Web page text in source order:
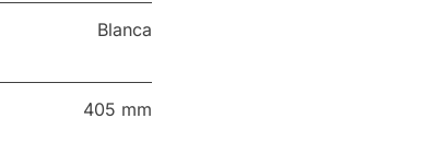
Blanca
405 mm